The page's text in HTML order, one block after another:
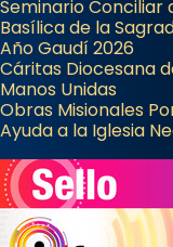
Seminario Conciliar
Basílica de la
Año Gaudí 2026
Cáritas Diocesana
Manos Unidas
Obras Misionales
Ayuda a la Iglesia